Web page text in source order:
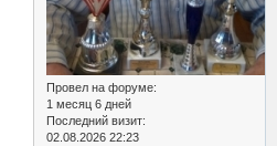
Провел на форуме:
1 месяц 6 дней
Последний визит:
02.08.2026 22:23